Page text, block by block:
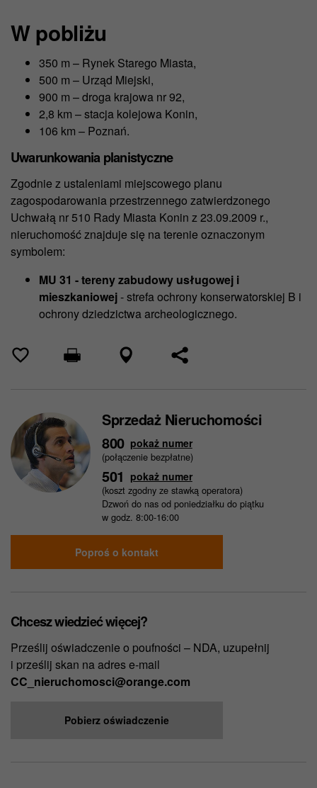
W pobliżu
350 m – Rynek Starego Miasta,
500 m – Urząd Miejski,
900 m – droga krajowa nr 92,
2,8 km – stacja kolejowa Konin,
106 km – Poznań.
Uwarunkowania planistyczne
Zgodnie z ustaleniami miejscowego planu
zagospodarowania przestrzennego zatwierdzonego
Uchwałą nr 510 Rady Miasta Konin z 23.09.2009 r.,
nieruchomość znajduje się na terenie oznaczonym
symbolem:
MU 31 - tereny zabudowy usługowej i
mieszkaniowej- strefa ochrony konserwatorskiej B i
ochrony dziedzictwa archeologicznego.
Sprzedaż Nieruchomości
800 pokaż numer
(połączenie bezpłatne)
501 pokaż numer
(koszt zgodny ze stawką operatora)
Dzwoń do nas od poniedziałku do piątku
w godz. 8:00-16:00
Poproś o kontakt
Chcesz wiedzieć więcej?
Prześlij oświadczenie o poufności – NDA, uzupełnij
i prześlij skan na adres e-mail
CC_nieruchomosci@orange.com
Pobierz oświadczenie